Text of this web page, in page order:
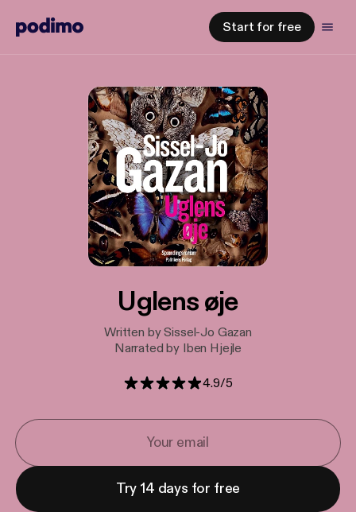
Start for free
Uglens øje
Written by Sissel-Jo Gazan
Narrated by Iben Hjejle
4.9/5
Try 14 days for free